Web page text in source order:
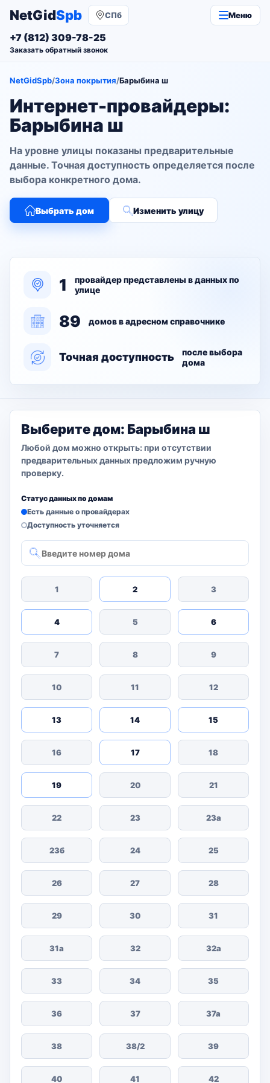
NetGidSpb СПб Меню
+7 (812) 309-78-25
Заказать обратный звонок
NetGidSpb/Зона покрытия/Барыбина ш
Интернет-провайдеры:
Барыбина ш
На уровне улицы показаны предварительные
данные. Точная доступность определяется после
выбора конкретного дома.
Выбрать дом Изменить улицу
1
провайдер представлены в данных по
улице
89 домов в адресном справочнике
Точная доступность
после выбора
дома
Выберите дом: Барыбина ш
Любой дом можно открыть: при отсутствии
предварительных данных предложим ручную
проверку.
Статус данных по домам
Есть данные о провайдерах
Доступность уточняется
1 2 3
4 5 6
7 8 9
10 11 12
13 14 15
16 17 18
19 20 21
22 23 23а
23б 24 25
26 27 28
29 30 31
31а 32 32а
33 34 35
36 37 37а
38 38/2 39
40 41 42